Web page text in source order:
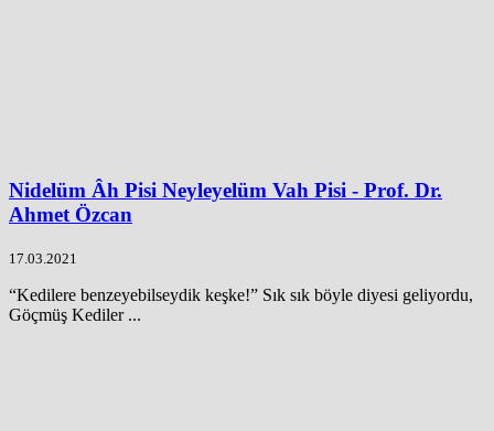
Nidelüm Âh Pisi Neyleyelüm Vah Pisi - Prof. Dr.
Ahmet Özcan
17.03.2021
“Kedilere benzeyebilseydik keşke!” Sık sık böyle diyesi geliyordu,
Göçmüş Kediler ...